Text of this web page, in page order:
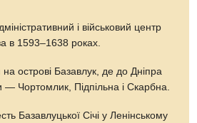
і військовий центр
в 1593–1638 роках.
острові Базавлук, де до Дніпра
— Чортомлик, Підпільна і Скарбна.
Базавлуцької Січі у Ленінському